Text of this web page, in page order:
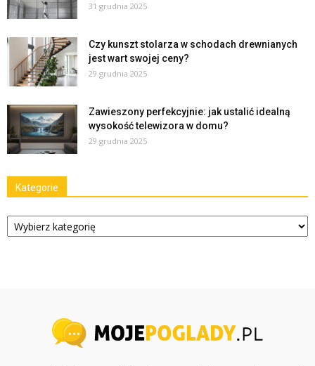
31 grudnia 2025
Czy kunszt stolarza w schodach drewnianych
jest wart swojej ceny?
29 grudnia 2025
Zawieszony perfekcyjnie: jak ustalić idealną
wysokość telewizora w domu?
29 grudnia 2025
Kategorie
Kategorie